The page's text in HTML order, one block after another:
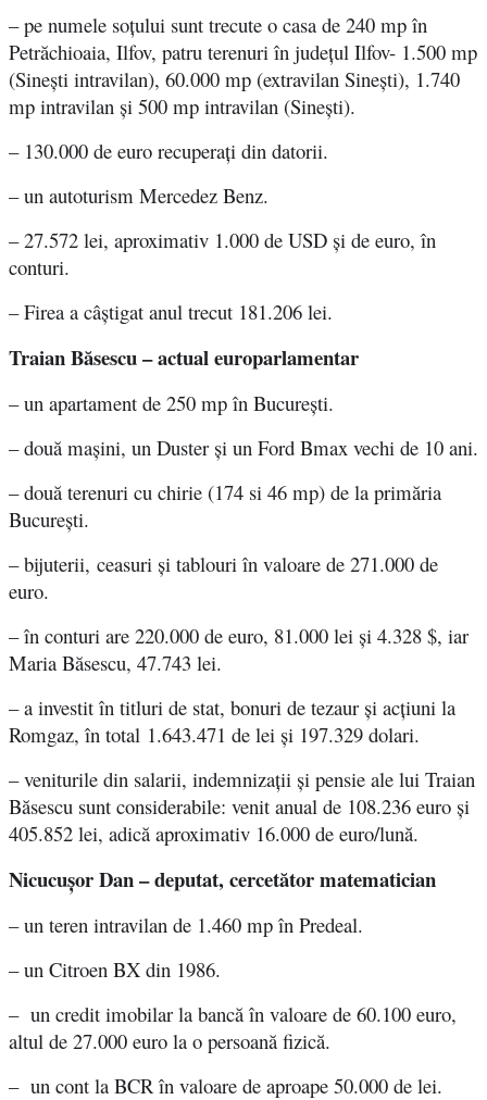
– pe numele soțului sunt trecute o casa de 240 mp în
Petrăchioaia, Ilfov, patru terenuri în județul Ilfov- 1.500 mp
(Sinești intravilan), 60.000 mp (extravilan Sinești), 1.740
mp intravilan și 500 mp intravilan (Sinești).
– 130.000 de euro recuperați din datorii.
– un autoturism Mercedez Benz.
– 27.572 lei, aproximativ 1.000 de USD și de euro, în
conturi.
– Firea a câștigat anul trecut 181.206 lei.
Traian Băsescu – actual europarlamentar
– un apartament de 250 mp în București.
– două mașini, un Duster și un Ford Bmax vechi de 10 ani.
– două terenuri cu chirie (174 si 46 mp) de la primăria
București.
– bijuterii, ceasuri și tablouri în valoare de 271.000 de
euro.
– în conturi are 220.000 de euro, 81.000 lei și 4.328 $, iar
Maria Băsescu, 47.743 lei.
–a investit în titluri de stat, bonuri de tezaur și acțiuni la
Romgaz, în total 1.643.471 de lei și 197.329 dolari.
– veniturile din salarii, indemnizații și pensie ale lui Traian
Băsescu sunt considerabile: venit anual de 108.236 euro și
405.852 lei, adică aproximativ 16.000 de euro/lună.
Nicucușor Dan – deputat, cercetător matematician
– un teren intravilan de 1.460 mp în Predeal.
– un Citroen BX din 1986.
– un credit imobilar la bancă în valoare de 60.100 euro,
altul de 27.000 euro la o persoană fizică.
– un cont la BCR în valoare de aproape 50.000 de lei.